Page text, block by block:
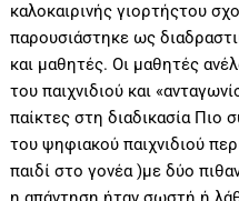
καλοκαιρινής γιορτήςτου
παρουσιάστηκε ως
και μαθητές. Οι μαθητές
του παιχνιδιού και
παίκτες στη διαδικασία Πιο
του ψηφιακού παιχνιδιού
παιδί στο γονέα )με δύο